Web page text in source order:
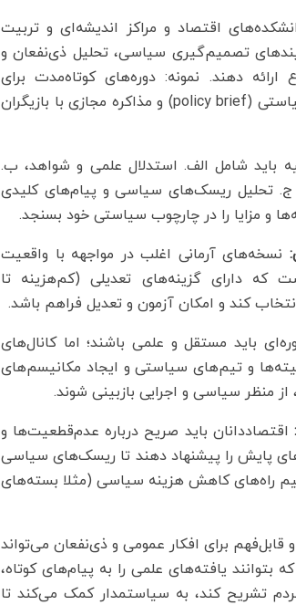
اقتصاد و مراکز اندیشه‌ای و تربیت
تصمیم‌گیری سیاسی، تحلیل ذی‌نفعان و
دهند. نمونه: دوره‌های کوتاه‌مدت برای
اقتصاددانان دولت شامل شبیه‌سازی دیدار با وزیر، تهیه خلاصه‌های سیاستی (policy brief) و مذاکره مجازی با بازیگران
باید شامل الف. استدلال علمی و شواهد، ب.
و ج. تحلیل ریسک‌های سیاسی و پیام‌های کلیدی
و مزایا را در چارچوب سیاستی خود بسنجد.
نسخه‌های آرمانی اغلب در مواجهه با واقعیت
که دارای گزینه‌های تعدیلی (کم‌هزینه تا
کند و امکان آزمون و تعدیل فراهم باشد.
باید مستقل و علمی باشند؛ اما کانال‌های
و تیم‌های سیاستی و ایجاد مکانیسم‌های
منظر سیاسی و اجرایی بازبینی شوند.
اقتصاددانان باید صریح درباره عدم‌قطعیت‌ها و
پایش را پیشنهاد دهند تا ریسک‌های سیاسی
راه‌های کاهش هزینه سیاسی (مثلا بسته‌های
برای افکار عمومی و ذی‌نفعان می‌تواند
یافته‌های علمی را به پیام‌های کوتاه،
تشریح کند، به سیاستمدار کمک می‌کند تا